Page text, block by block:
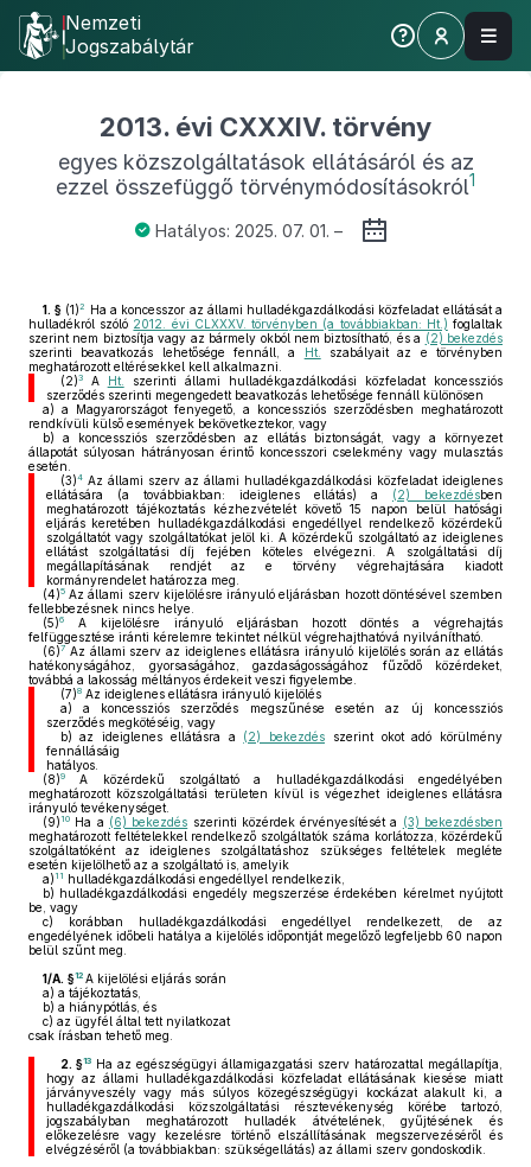
Nemzeti
Jogszabálytár
2013. évi CXXXIV. törvény
egyes közszolgáltatások ellátásáról és az
ezzel összefüggő törvénymódosításokról1
Hatályos: 2025. 07. 01. –
1. § (1)2
Ha a koncesszor az állami hulladékgazdálkodási közfeladat ellátását a
hulladékról szóló 2012. évi CLXXXV. törvényben (a továbbiakban: Ht.) foglaltak
szerint nem biztosítja vagy az bármely okból nem biztosítható, és a (2) bekezdés
szerinti beavatkozás lehetősége fennáll, a
Ht.
szabályait az e törvényben
meghatározott eltérésekkel kell alkalmazni.
(2)3A Ht.
szerinti állami hulladékgazdálkodási közfeladat koncessziós
szerződés szerinti megengedett beavatkozás lehetősége fennáll különösen
a) a Magyarországot fenyegető, a koncessziós szerződésben meghatározott
rendkívüli külső események bekövetkeztekor, vagy
b) a koncessziós szerződésben az ellátás biztonságát, vagy a környezet
állapotát súlyosan hátrányosan érintő koncesszori cselekmény vagy mulasztás
esetén.
(3)4Az állami szerv az állami hulladékgazdálkodási közfeladat ideiglenes
ellátására (a továbbiakban: ideiglenes ellátás) a (2) bekezdésben
meghatározott tájékoztatás kézhezvételét követő 15 napon belül hatósági
eljárás keretében hulladékgazdálkodási engedéllyel rendelkező közérdekű
szolgáltatót vagy szolgáltatókat jelöl ki. A közérdekű szolgáltató az ideiglenes
ellátást szolgáltatási díj fejében köteles elvégezni. A szolgáltatási díj
megállapításának rendjét az e törvény végrehajtására kiadott
kormányrendelet határozza meg.
(4)5 Az állami szerv kijelölésre irányuló eljárásban hozott döntésével szemben
fellebbezésnek nincs helye.
(5)6
A kijelölésre irányuló eljárásban hozott döntés a végrehajtás
felfüggesztése iránti kérelemre tekintet nélkül végrehajthatóvá nyilvánítható.
(6)7 Az állami szerv az ideiglenes ellátásra irányuló kijelölés során az ellátás
hatékonyságához, gyorsaságához, gazdaságosságához fűződő közérdeket,
továbbá a lakosság méltányos érdekeit veszi figyelembe.
(7)8Az ideiglenes ellátásra irányuló kijelölés
a) a koncessziós szerződés megszűnése esetén az új koncessziós
szerződés megkötéséig, vagy
b) az ideiglenes ellátásra a (2) bekezdés szerint okot adó körülmény
fennállásáig
hatályos.
(8)9
A közérdekű szolgáltató a hulladékgazdálkodási engedélyében
meghatározott közszolgáltatási területen kívül is végezhet ideiglenes ellátásra
irányuló tevékenységet.
(9) 10 Ha a (6) bekezdés szerinti közérdek érvényesítését a (3) bekezdésben
meghatározott feltételekkel rendelkező szolgáltatók száma korlátozza, közérdekű
szolgáltatóként az ideiglenes szolgáltatáshoz szükséges feltételek megléte
esetén kijelölhető az a szolgáltató is, amelyik
a) 11 hulladékgazdálkodási engedéllyel rendelkezik,
b) hulladékgazdálkodási engedély megszerzése érdekében kérelmet nyújtott
be, vagy
c) korábban hulladékgazdálkodási engedéllyel rendelkezett, de az
engedélyének időbeli hatálya a kijelölés időpontját megelőző legfeljebb 60 napon
belül szűnt meg.
1/A. §12 A kijelölési eljárás során
a) a tájékoztatás,
b) a hiánypótlás, és
c) az ügyfél által tett nyilatkozat
csak írásban tehető meg.
2. §13 Ha az egészségügyi államigazgatási szerv határozattal megállapítja,
hogy az állami hulladékgazdálkodási közfeladat ellátásának kiesése miatt
járványveszély vagy más súlyos közegészségügyi kockázat alakult ki, a
hulladékgazdálkodási közszolgáltatási résztevékenység körébe tartozó,
jogszabályban meghatározott hulladék átvételének, gyűjtésének és
előkezelésre vagy kezelésre történő elszállításának megszervezéséről és
elvégzéséről (a továbbiakban: szükségellátás) az állami szerv gondoskodik.